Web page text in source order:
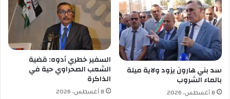
سد بني هارون يزود ولاية ميلة
بالماء الشروب
8 أغسطس، 2026
السفير خطري أدوه: قضية
الشعب الصحراوي حية في
الذاكرة
8 أغسطس، 2026